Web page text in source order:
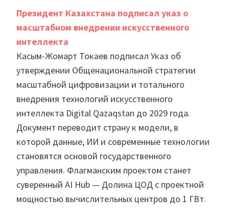
Президент Казахстана подписал указ о
масштабном внедрении искусственного
интеллекта
Касым-Жомарт Токаев подписал Указ об
утверждении Общенациональной стратегии
масштабной цифровизации и тотального
внедрения технологий искусственного
интеллекта Digital Qazaqstan до 2029 года.
Документ переводит страну к модели, в
которой данные, ИИ и современные технологии
становятся основой государственного
управления. Флагманским проектом станет
суверенный AI Hub — Долина ЦОД с проектной
мощностью вычислительных центров до 1 ГВт.